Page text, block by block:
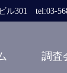
ル301 tel:03-
調査